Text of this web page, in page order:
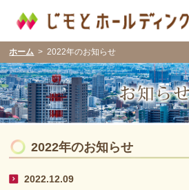
ホーム 2022年のお知らせ
2022年のお知らせ
2022.12.09